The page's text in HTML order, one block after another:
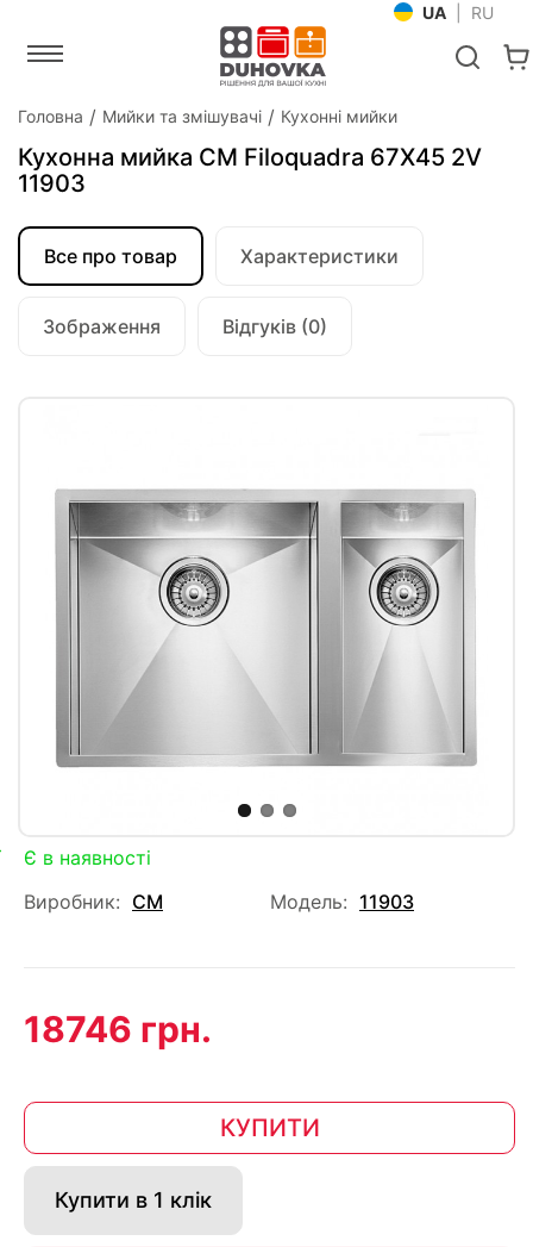
UA RU
Головна Мийки та змішувачі Кухонні мийки
Кухонна мийка CM Filoquadra 67Х45 2V
11903
Все про товар Характеристики
Зображення Відгуків (0)
Є в наявності
Виробник: CM Модель: 11903
18746 грн.
КУПИТИ
Купити в 1 клік